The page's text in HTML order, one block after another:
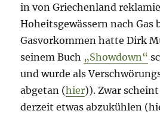
in von Griechenland
Hoheitsgewässern nach Gas
Gasvorkommen hatte Dirk
seinem Buch „Showdown“
und wurde als
abgetan (hier)). Zwar
derzeit etwas abzukühlen